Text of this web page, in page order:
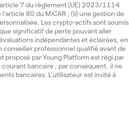
7 du règlement (UE) 2023/1114
80 du MiCAR ; (ii) une gestion de
Les crypto-actifs sont soumis
significatif de perte pouvant aller
indépendantes et éclairées, en
conseiller professionnel qualifié avant de
par Young Platform est régi par
bancaire ; par conséquent, il ne
bancaires. L'utilisateur est invité à